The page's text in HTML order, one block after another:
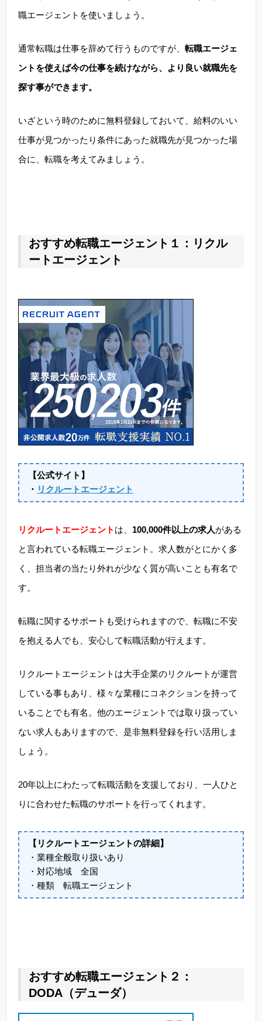
職エージェントを使いましょう。
通常転職は仕事を辞めて行うものですが、 転職エージェ
ントを使えば今の仕事を続けながら、より良い就職先を
探す事ができます。
いざという時のために無料登録しておいて、給料のいい
仕事が見つかったり条件にあった就職先が見つかった場
合に、転職を考えてみましょう。
おすすめ転職エージェント１：リクル
ートエージェント
【公式サイト】
・ リクルートエージェント
リクルートエージェント は、 100,000件以上の求人がある
と言われている転職エージェント。求人数がとにかく多
く、担当者の当たり外れが少なく質が高いことも有名で
す。
転職に関するサポートも受けられますので、転職に不安
を抱える人でも、安心して転職活動が行えます。
リクルートエージェントは大手企業のリクルートが運営
している事もあり、様々な業種にコネクションを持って
いることでも有名。他のエージェントでは取り扱ってい
ない求人もありますので、是非無料登録を行い活用しま
しょう。
20年以上にわたって転職活動を支援しており、一人ひと
りに合わせた転職のサポートを行ってくれます。
【リクルートエージェントの詳細】
・業種全般取り扱いあり
・対応地域 全国
・種類 転職エージェント
おすすめ転職エージェント２：
DODA（デューダ）